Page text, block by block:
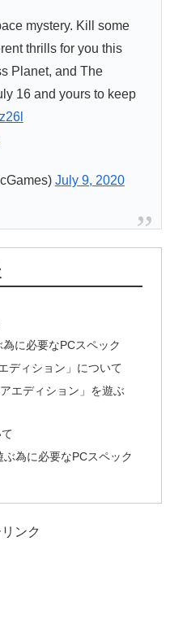
mystery. Kill some
thrills for you this
Planet, and The
16 and yours to keep
July 9, 2020
為に必要なPCスペック
ディション」について
エディション」を遊ぶ
ぶ為に必要なPCスペック
ンク